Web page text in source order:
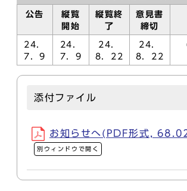
公告
縦覧
開始
縦覧終
了
意見書
締切
24．
7．9
24．
7．9
24．
8．22
24．
8．22
添付ファイル
お知らせへ(PDF形式,
別ウィンドウで開く